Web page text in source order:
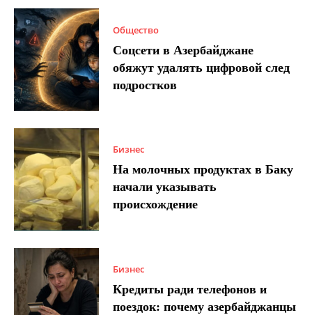
Общество
Соцсети в Азербайджане
обяжут удалять цифровой след
подростков
Бизнес
На молочных продуктах в Баку
начали указывать
происхождение
Бизнес
Кредиты ради телефонов и
поездок: почему азербайджанцы